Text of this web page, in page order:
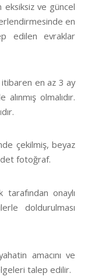
eksiksiz ve güncel
en
edilen evraklar
en az 3 ay
olmalıdır.
çekilmiş, beyaz
fotoğraf.
onaylı
doldurulması
amacını ve
talep edilir.